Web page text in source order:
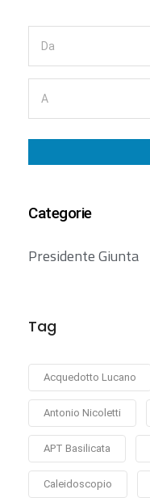
Categorie
Presidente Giunta
Tag
Acquedotto Lucano
Antonio Nicoletti
APT Basilicata
Caleidoscopio